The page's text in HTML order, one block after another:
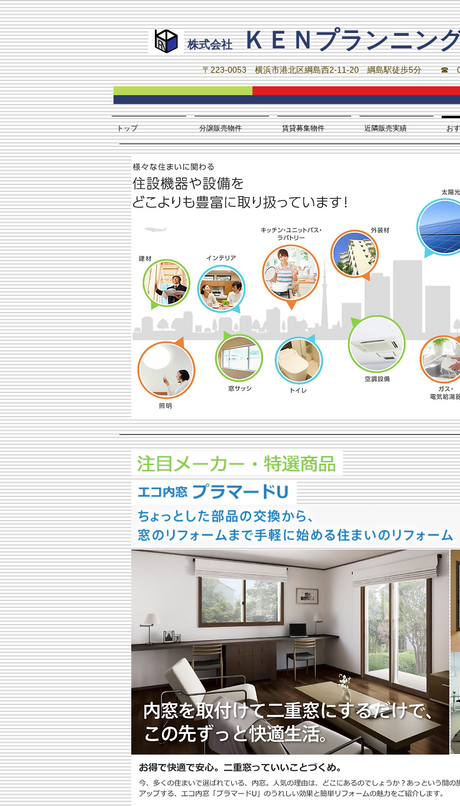
株式会社 ＫＥＮプランニン
〒223-0053 横浜市港北区綱島西2-11-20 綱島駅徒歩5分
トップ 分譲販売物件 賃貸募集物件 近隣販売実績 お